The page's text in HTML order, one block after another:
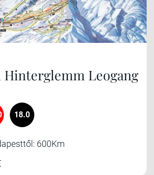
Hinterglemm Leogang
18.0
600Km